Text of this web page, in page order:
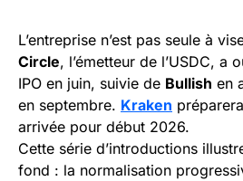
L’entreprise n’est pas seule à
Circle, l’émetteur de l’USDC, a
IPO en juin, suivie de Bullish en
en septembre. Kraken
arrivée pour début 2026.
Cette série d’introductions
fond : la normalisation